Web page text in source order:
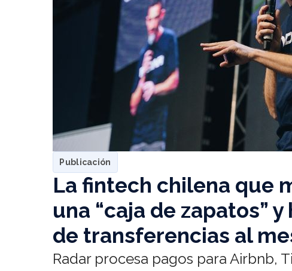
Publicación
La fintech chilena que
una “caja de zapatos”
de transferencias al
Radar procesa pagos para Airbnb,